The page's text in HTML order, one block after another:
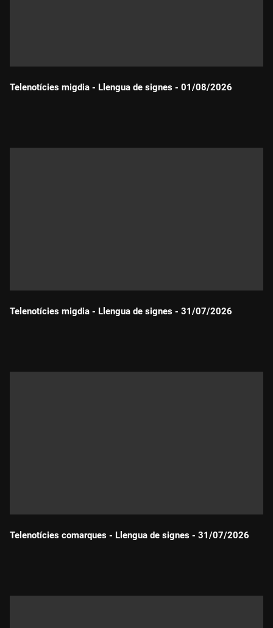
Telenotícies migdia - Llengua de signes - 01/08/2026
Telenotícies migdia - Llengua de signes - 31/07/2026
Telenotícies comarques - Llengua de signes - 31/07/2026